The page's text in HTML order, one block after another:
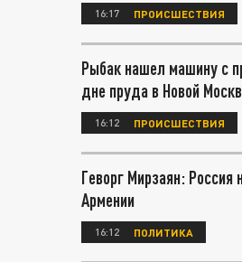
16:17 ПРОИСШЕСТВИЯ
Рыбак нашел машину с
дне пруда в Новой
16:12 ПРОИСШЕСТВИЯ
Геворг Мирзаян: Россия
Армении
16:12 ПОЛИТИКА